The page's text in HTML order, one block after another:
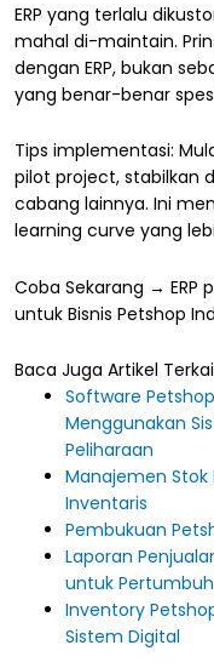
ERP yang terlalu
mahal di-maintain.
dengan ERP, bukan
yang benar-benar
Tips implementasi:
pilot project, stabilkan
cabang lainnya. Ini
learning curve yang
Coba Sekarang → ERP
untuk Bisnis Petshop
Baca Juga Artikel
Software
Menggunakan
Peliharaan
Manajemen Stok
Inventaris
Pembukuan
Laporan
untuk
Inventory
Sistem Digital